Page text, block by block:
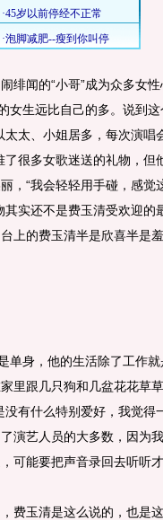
绯闻的“小哥”成为众多女
女生远比自己的多。说到
太太、小姐居多，每次演唱
了很多女歌迷送的礼物，但
，“我会轻轻用手碰，感觉
其实还不是费玉清受欢迎的
上的费玉清半是欣喜半是
身，他的生活除了工作就
里跟几只狗和几盆花花草
有什么特别爱好，我觉得
演艺人员的大多数，因为
可能要把声音录回去听听
玉清是这么说的，也是